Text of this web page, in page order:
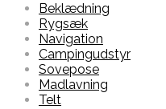
Beklædning
Rygsæk
Navigation
Campingudstyr
Sovepose
Madlavning
Telt